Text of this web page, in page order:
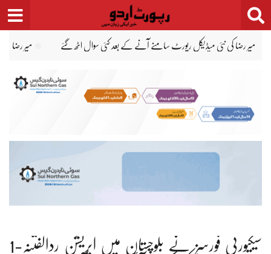
Skip
to
تفتیش نہیں کر رہی ہے، فیملی کو ہراساں کر رہی ہے، جبران ناصر میر رضا کی پہلی
سیکیورٹی فورسز نے بلوچستان میں آپریشن ردالفتنہ-1